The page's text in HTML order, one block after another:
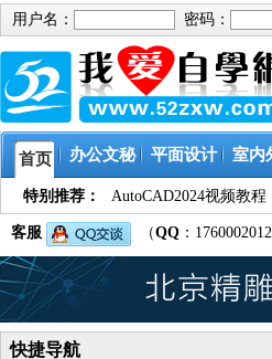
用户名： 密码：
首页 办公文秘 平面设计 室内
特别推荐： AutoCAD2024视频教程
客服 （QQ ：
快捷导航